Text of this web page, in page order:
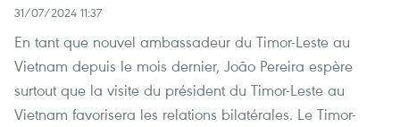
31/07/2024 11:37
En tant que nouvel ambassadeur du Timor-Leste au
Vietnam depuis le mois dernier, João Pereira espère
surtout que la visite du président du Timor-Leste au
Vietnam favorisera les relations bilatérales. Le Timor-